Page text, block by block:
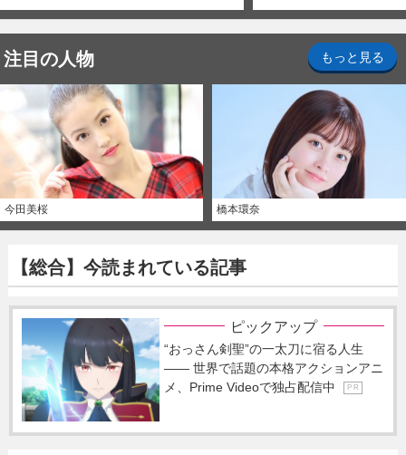
注目の人物 もっと見る
今田美桜 橋本環奈
【総合】今読まれている記事
ピックアップ
“おっさん剣聖”の一太刀に宿る人生
―― 世界で話題の本格アクションアニ
メ、Prime Videoで独占配信中
P R